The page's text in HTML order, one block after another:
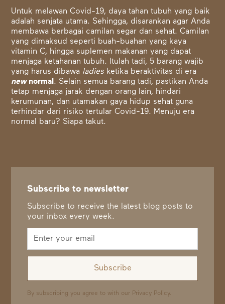
Untuk melawan Covid-19, daya tahan tubuh yang baik
adalah senjata utama. Sehingga, disarankan agar Anda
membawa berbagai camilan segar dan sehat. Camilan
yang dimaksud seperti buah-buahan yang kaya
vitamin C, hingga suplemen makanan yang dapat
menjaga ketahanan tubuh. Itulah tadi, 5 barang wajib
yang harus dibawa ladies ketika beraktivitas di era
newnormal . Selain semua barang tadi, pastikan Anda
tetap menjaga jarak dengan orang lain, hindari
kerumunan, dan utamakan gaya hidup sehat guna
terhindar dari risiko tertular Covid-19. Menuju era
normal baru? Siapa takut.
Subscribe to newsletter
Subscribe to receive the latest blog posts to
your inbox every week.
By subscribing you agree to with our Privacy Policy.